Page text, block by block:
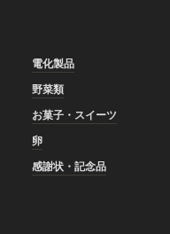
電化製品
野菜類
お菓子・スイーツ
卵
感謝状・記念品